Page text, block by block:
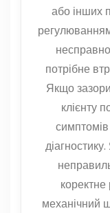
або інших
потрібне
Якщо
клієнту
механічний